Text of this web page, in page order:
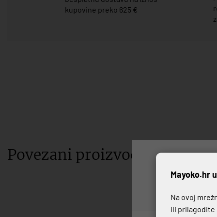
kupovine preko 625 €
Povezani proizvodi
Mayoko.hr
Na ovoj
ili prilagodite